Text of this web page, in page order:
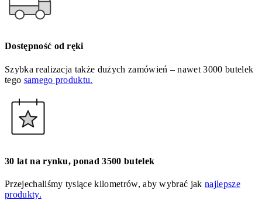
Dostępność od ręki
Szybka realizacja także dużych zamówień – nawet 3000 butelek
tego samego produktu.
30 lat na rynku, ponad 3500 butelek
Przejechaliśmy tysiące kilometrów, aby wybrać jaknajlepsze
produkty.